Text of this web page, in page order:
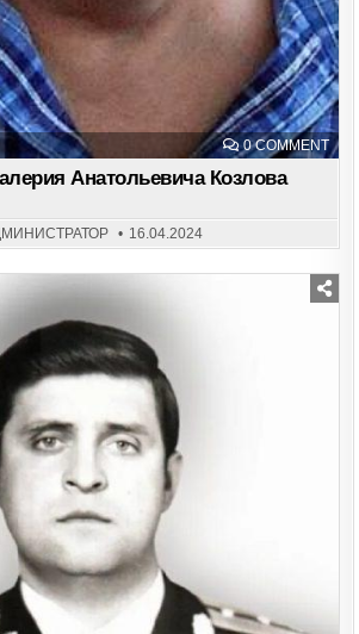
0 COMMENTON
НЕ
Анатольевича Козлова
16.04.2024
Posted
in